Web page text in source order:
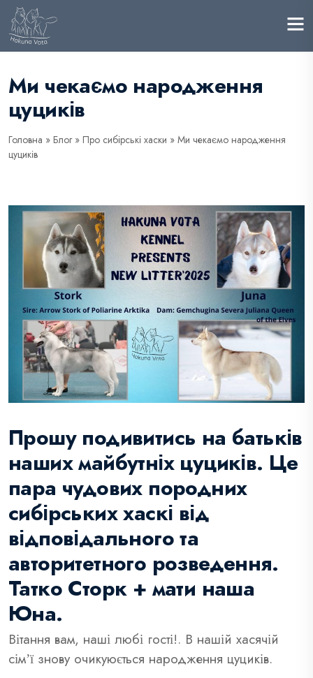
Ми чекаємо народження
цуциків
Головна » Блог» Про сибірські хаски » Ми чекаємо народження
цуциків
Прошу подивитись на батьків
наших майбутніх цуциків. Це
пара чудових породних
сибірських хаскі від
відповідального та
авторитетного розведення.
Татко Сторк + мати наша
Юна.
Вітання вам, наші любі гості!. В нашій хасячій
сімʼї знову очикуюється народження цуциків.